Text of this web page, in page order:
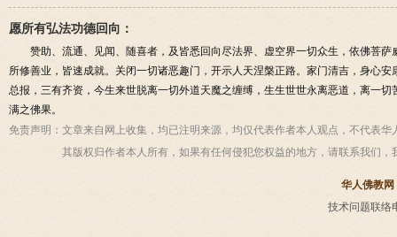
愿所有弘法功德回向：
赞助、流通、见闻、随喜者，及皆悉回向尽法界、虚空界一切众生，依佛菩
所修善业，皆速成就。关闭一切诸恶趣门，开示人天涅槃正路。家门清吉，身心
总报，三有齐资，今生来世脱离一切外道天魔之缠缚，生生世世永离恶道，离一
满之佛果。
免责声明： 文章来自网上收集，均已注明来源，均仅代表作者本人观点，不代表
其版权归作者本人所有，如果有任何侵犯您权益的地方，请联系我们，
华人佛教网
技术问题联络